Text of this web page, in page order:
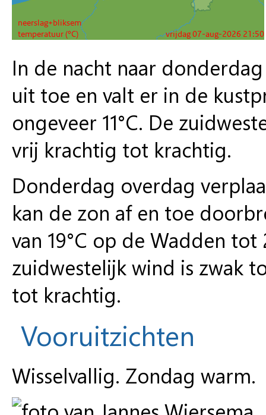
In de nacht naar
uit toe en valt er in de
ongeveer 11°C. De
vrij krachtig tot krachtig.
Donderdag overdag
kan de zon af en toe
van 19°C op de Wadden
zuidwestelijk wind is zwak
tot krachtig.
Vooruitzichten
Wisselvallig. Zondag warm.